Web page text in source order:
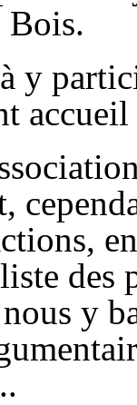
Bois.
y
accueil
des
y